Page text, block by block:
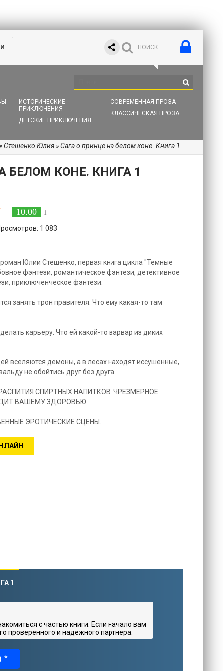
ИСТОРИЧЕСКИЕ
ПРИКЛЮЧЕНИЯ
ДЕТСКИЕ ПРИКЛЮЧЕНИЯ
СОВРЕМЕННАЯ ПРОЗА
КЛАССИЧЕСКАЯ ПРОЗА
»Стешенко Юлия» Сага о принце на белом коне. Книга 1
БЕЛОМ КОНЕ. КНИГА 1
10.00 1
1 083
Юлии Стешенко, первая книга цикла "Темные
фэнтези, романтическое фэнтези, детективное
приключенческое фэнтези.
занять трон правителя. Что ему какая-то там
карьеру. Что ей какой-то варвар из диких
вселяются демоны, а в лесах находят иссушенные,
не обойтись друг без друга.
СПИРТНЫХ НАПИТКОВ. ЧРЕЗМЕРНОЕ
ВАШЕМУ ЗДОРОВЬЮ.
ЭРОТИЧЕСКИЕ СЦЕНЫ.
1
с частью книги. Если начало вам
проверенного и надежного партнера.
*